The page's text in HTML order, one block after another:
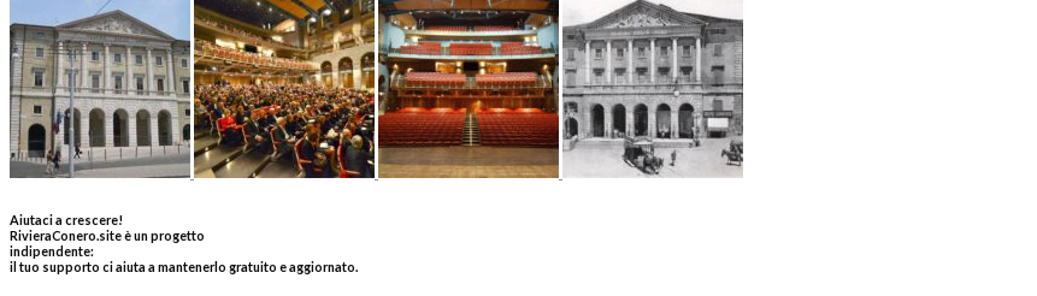
Aiutaci a crescere!
RivieraConero.site è un progetto
indipendente:
il tuo supporto ci aiuta a mantenerlo gratuito e aggiornato.